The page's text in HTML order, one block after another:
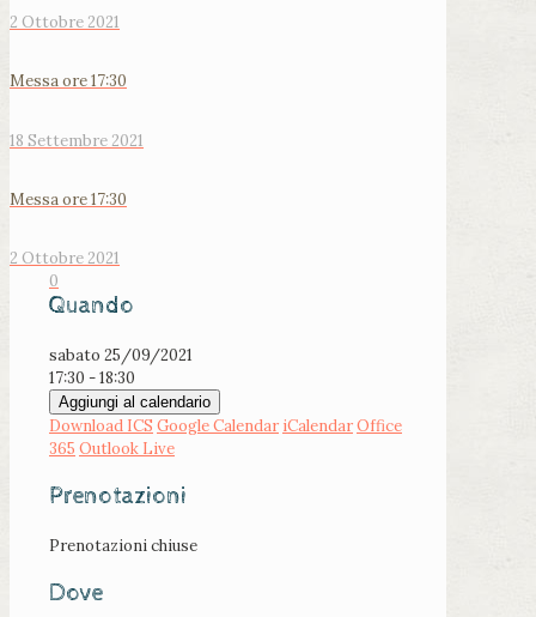
2 Ottobre 2021
Messa ore 17:30
18 Settembre 2021
Messa ore 17:30
2 Ottobre 2021
0
Quando
sabato 25/09/2021
17:30 - 18:30
Aggiungi al calendario
Download ICS Google Calendar iCalendarOffice
365 Outlook Live
Prenotazioni
Prenotazioni chiuse
Dove